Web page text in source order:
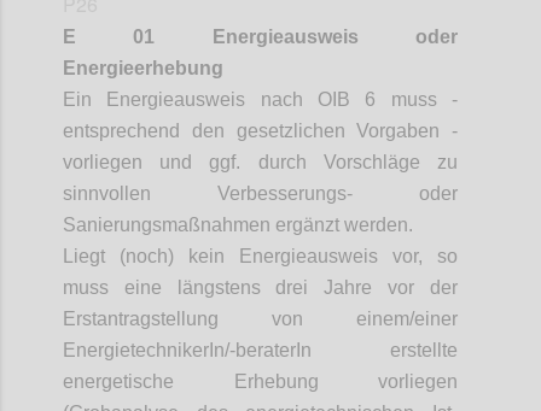
E 01 Energieausweis oder
Energieerhebung
Ein Energieausweis nach OIB 6 muss -
entsprechend den gesetzlichen Vorgaben -
vorliegen und ggf. durch Vorschläge zu
sinnvollen Verbesserungs- oder
Sanierungsmaßnahmen ergänzt werden.
Liegt (noch) kein Energieausweis vor, so
muss eine längstens drei Jahre vor der
Erstantragstellung von einem/einer
EnergietechnikerIn/-beraterIn erstellte
energetische Erhebung vorliegen